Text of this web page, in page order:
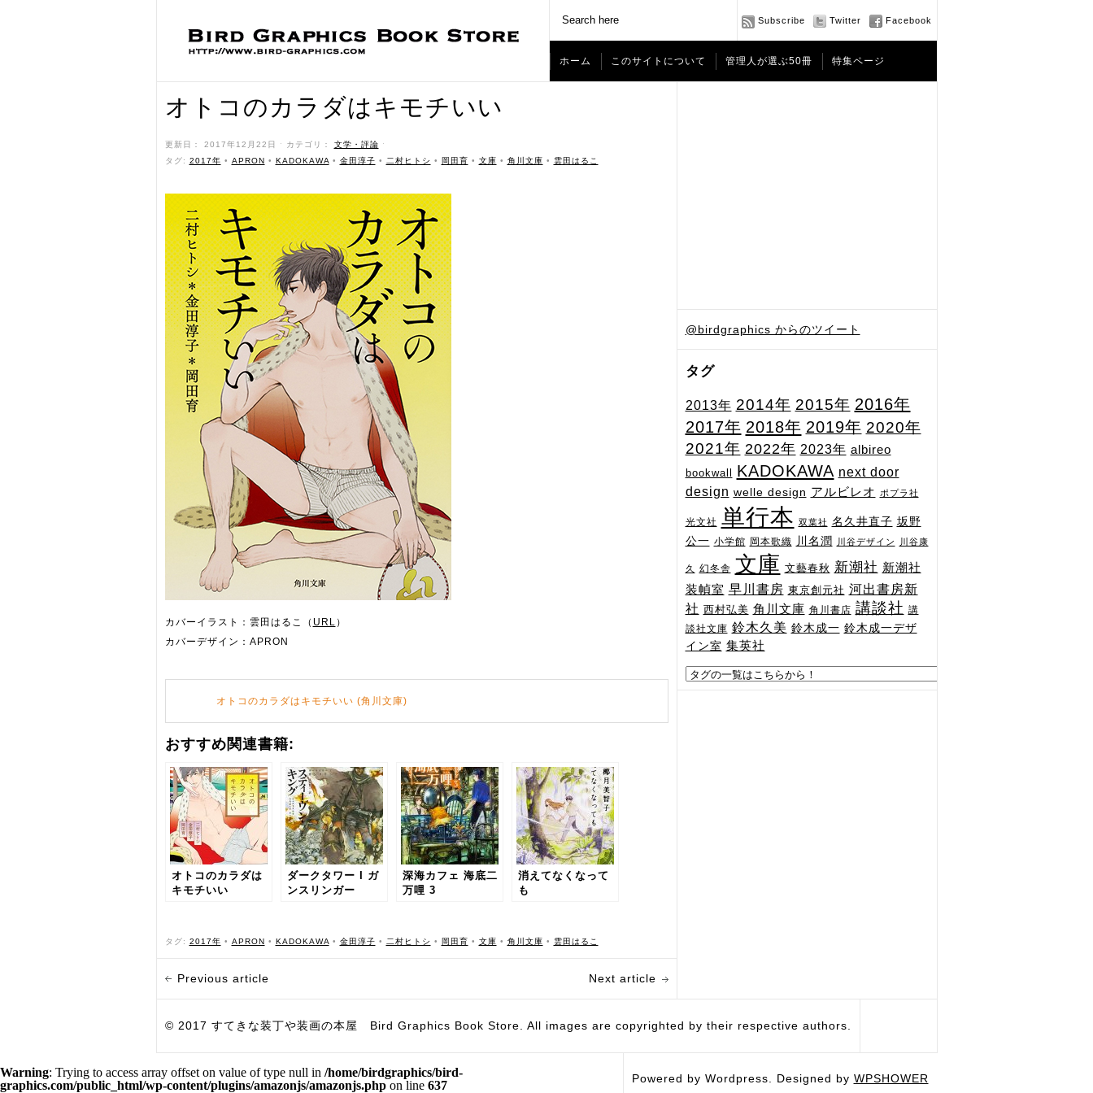
Subscribe Twitter Facebook
ホーム このサイトについて 管理人が選ぶ50冊 特集ページ
@birdgraphics からのツイート
タグ
2013年 2014年 2015年 2016年
2017年 2018年 2019年 2020年
2021年 2022年 2023年 albireo
bookwall KADOKAWA next door
design welle design アルビレオ ポプラ社
光文社 単行本 双葉社 名久井直子 坂野
公一 小学館 岡本歌織 川名潤 川谷デザイン 川谷康
久 幻冬舎 文庫 文藝春秋 新潮社 新潮社
装幀室 早川書房 東京創元社 河出書房新
社 西村弘美 角川文庫 角川書店 講談社 講
談社文庫 鈴木久美 鈴木成一 鈴木成一デザ
イン室 集英社
オトコのカラダはキモチいい
更新日： 2017年12月22日 ˑ カテゴリ： 文学・評論 ˑ
タグ: 2017年 • APRON • KADOKAWA • ‎金田淳子 • 二村ヒトシ • 岡田育 • 文庫 • 角川文庫 • 雲田はるこ
カバーイラスト：雲田はるこ（ URL ）
カバーデザイン：APRON
オトコのカラダはキモチいい (角川文庫)
おすすめ関連書籍:
オトコのカラダは
キモチいい
ダークタワー I ガ
ンスリンガー
深海カフェ 海底二
万哩 3
消えてなくなって
も
タグ: 2017年 • APRON • KADOKAWA • ‎金田淳子 • 二村ヒトシ • 岡田育 • 文庫 • 角川文庫 • 雲田はるこ
Previous article Next article
© 2017 すてきな装丁や装画の本屋 Bird Graphics Book Store. All images are copyrighted by their respective authors.
Powered by Wordpress. Designed by WPSHOWER
Warning: Trying to access array offset on value of type null in /home/birdgraphics/bird-
graphics.com/public_html/wp-content/plugins/amazonjs/amazonjs.php on line 637